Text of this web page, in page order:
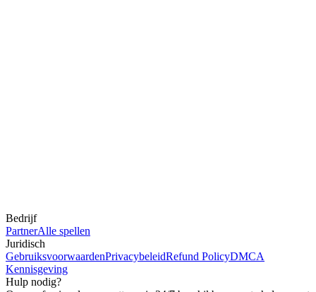
Bedrijf
PartnerAlle spellen
Juridisch
GebruiksvoorwaardenPrivacybeleidRefund PolicyDMCA
Kennisgeving
Hulp nodig?